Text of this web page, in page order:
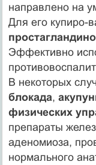
направлено на
Для его купиро-
Эффективно
В некоторых
блокада,
физических
препараты
аденомиоза,
нормального